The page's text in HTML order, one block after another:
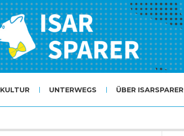
KULTUR UNTERWEGS ÜBER ISARSPARER